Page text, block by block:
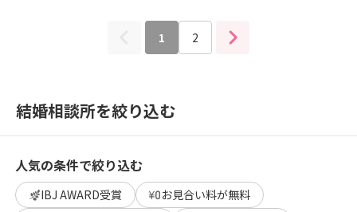
1 2
結婚相談所を絞り込む
人気の条件で絞り込む
IBJ AWARD受賞
お見合い料が無料